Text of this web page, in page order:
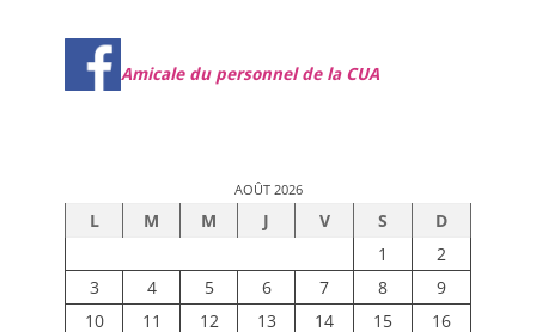
Amicale du personnel de la CUA
AOÛT 2026
L M M J V S
D
1
2
3
4 5 6 7 8
9
10
11 12 13 14 15 16